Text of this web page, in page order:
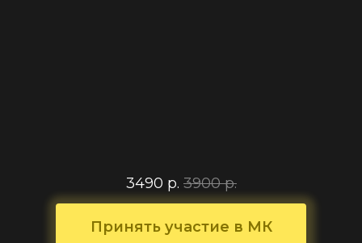
Принять участие в МК
3490 р. 3900 р.